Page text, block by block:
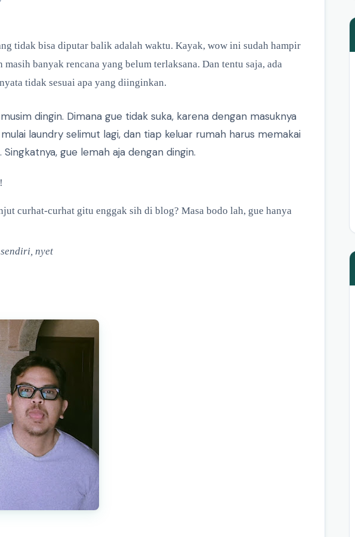
tidak bisa diputar balik adalah waktu. Kayak, wow ini sudah hampir
banyak rencana yang belum terlaksana. Dan tentu saja, ada
tidak sesuai apa yang diinginkan.
dingin. Dimana gue tidak suka, karena dengan masuknya
laundry selimut lagi, dan tiap keluar rumah harus memakai
gue lemah aja dengan dingin.
curhat-curhat gitu enggak sih di blog? Masa bodo lah, gue hanya
nyet